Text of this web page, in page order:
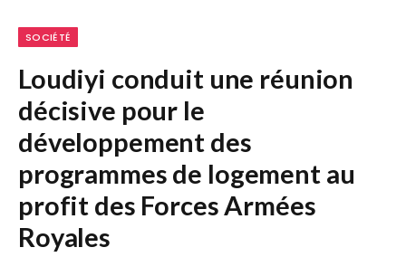
SOCIÉTÉ
Loudiyi conduit une réunion
décisive pour le
développement des
programmes de logement au
profit des Forces Armées
Royales